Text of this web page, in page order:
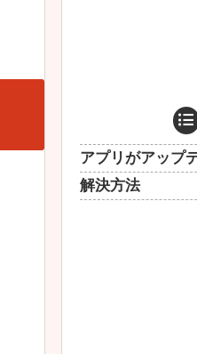
アプリがアップ
解決方法